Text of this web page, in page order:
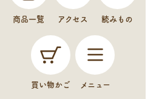
商品一覧 アクセス 読みもの
買い物かご メニュー